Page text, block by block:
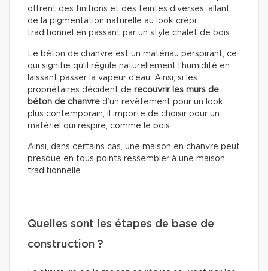
offrent des finitions et des teintes diverses, allant
de la pigmentation naturelle au look crépi
traditionnel en passant par un style chalet de bois.
Le béton de chanvre est un matériau perspirant, ce
qui signifie qu’il régule naturellement l’humidité en
laissant passer la vapeur d’eau. Ainsi, si les
propriétaires décident de recouvrir les murs de
béton de chanvre d’un revêtement pour un look
plus contemporain, il importe de choisir pour un
matériel qui respire, comme le bois.
Ainsi, dans certains cas, une maison en chanvre peut
presque en tous points ressembler à une maison
traditionnelle.
Quelles sont les étapes de base de
construction ?